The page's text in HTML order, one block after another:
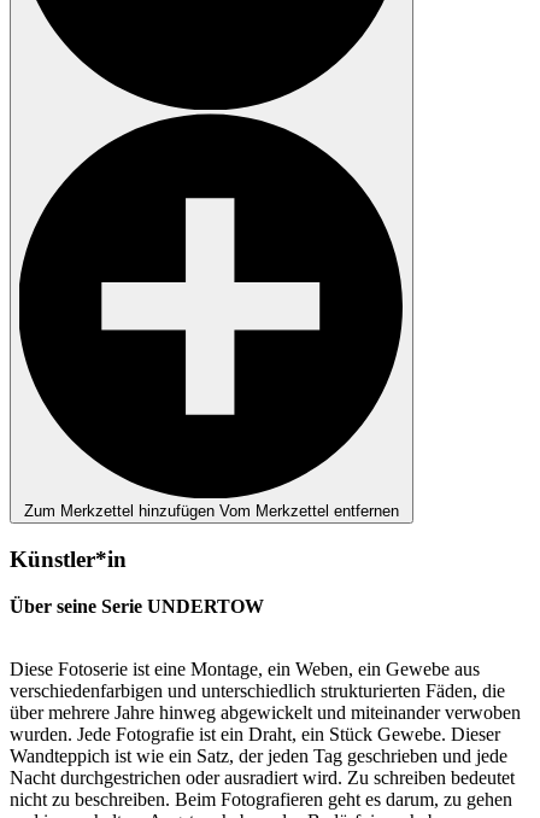
Zum Merkzettel hinzufügen Vom Merkzettel entfernen
Künstler*in
Über seine Serie UNDERTOW
Diese Fotoserie ist eine Montage, ein Weben, ein Gewebe aus
verschiedenfarbigen und unterschiedlich strukturierten Fäden, die
über mehrere Jahre hinweg abgewickelt und miteinander verwoben
wurden. Jede Fotografie ist ein Draht, ein Stück Gewebe. Dieser
Wandteppich ist wie ein Satz, der jeden Tag geschrieben und jede
Nacht durchgestrichen oder ausradiert wird. Zu schreiben bedeutet
nicht zu beschreiben. Beim Fotografieren geht es darum, zu gehen